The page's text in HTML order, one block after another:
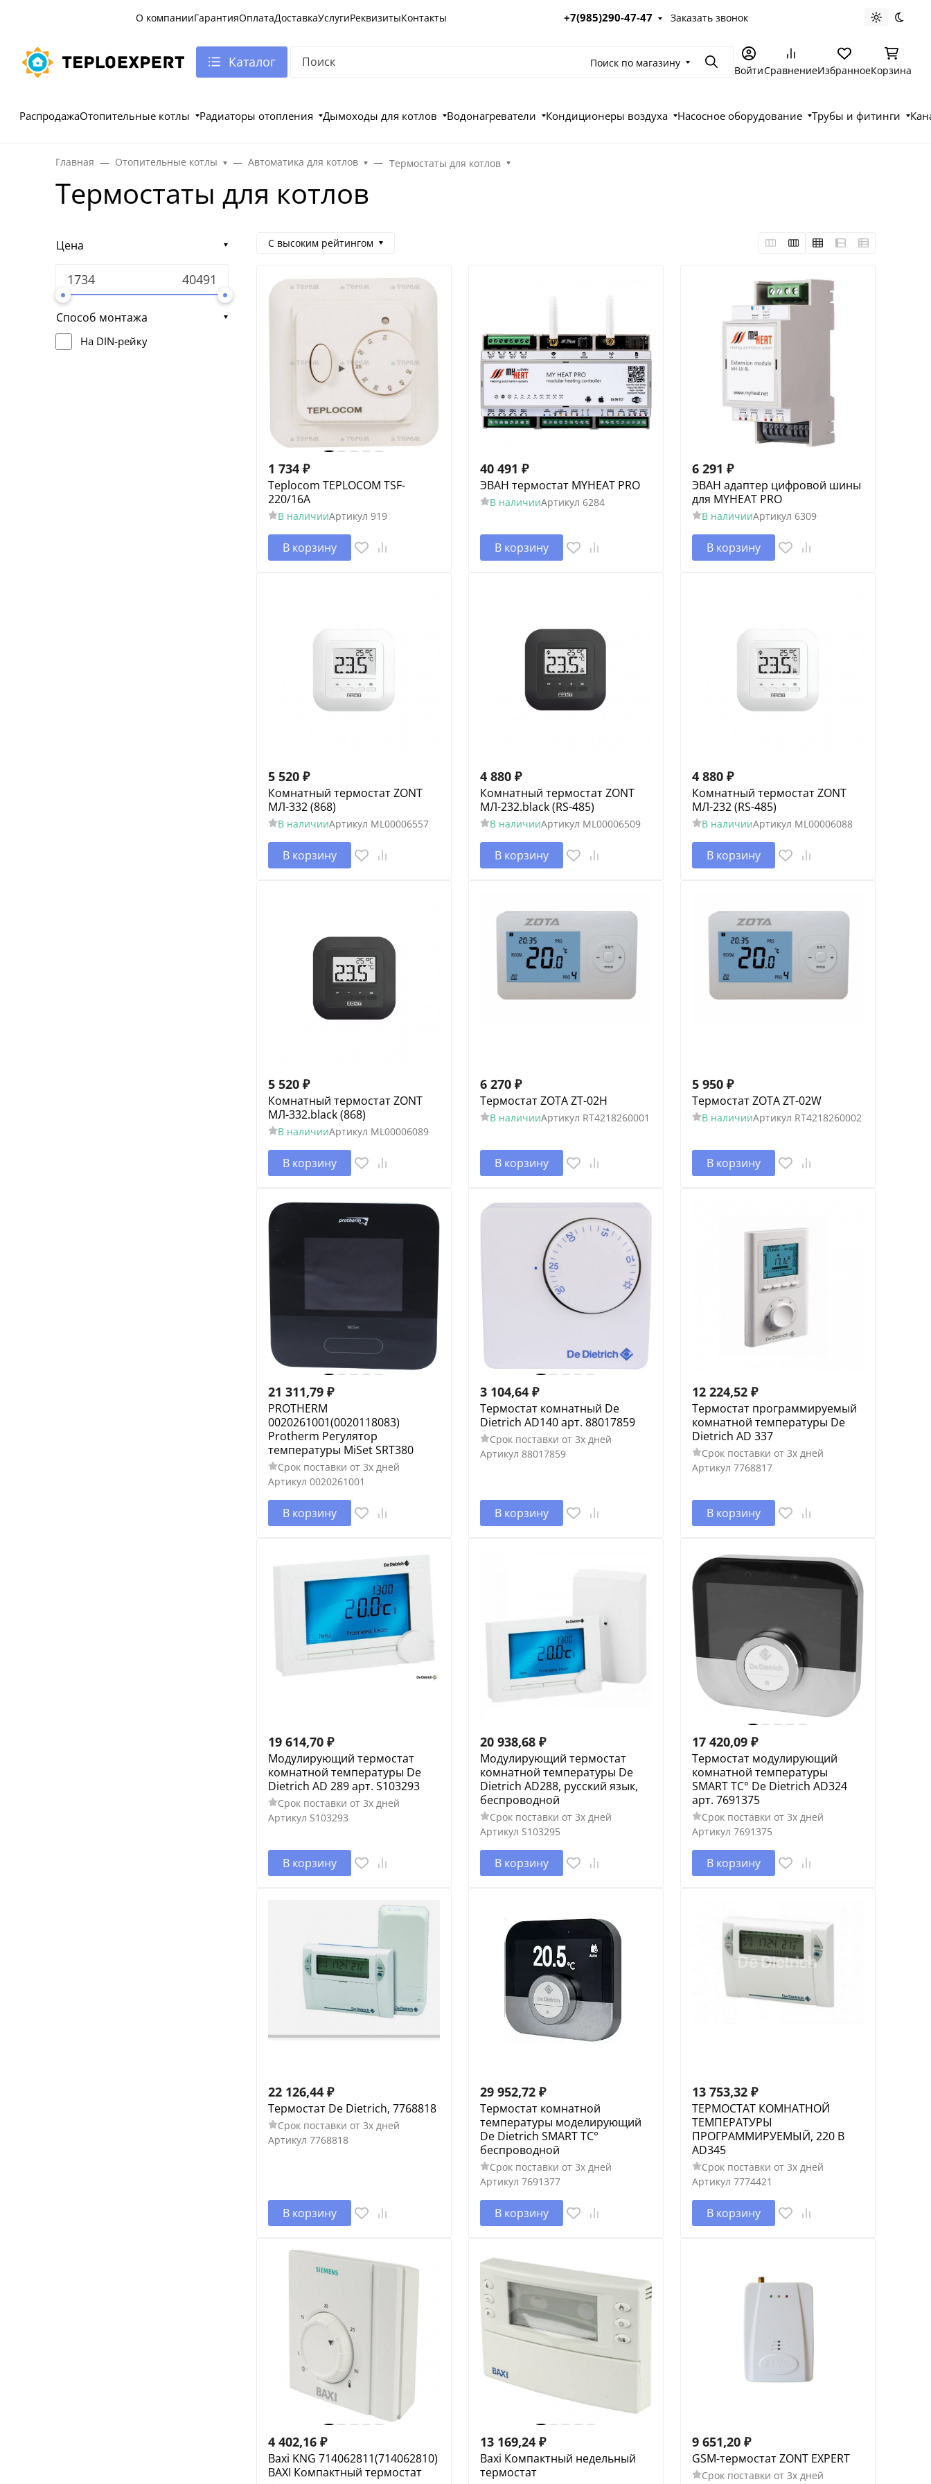
О компанииГарантияОплатаДоставкаУслугиРеквизитыКонтакты +7(985)290-47-47 Заказать звонок Светлая
Каталог Поиск по магазину ПоискВойтиСравнениеИзбранноеКорзина
РаспродажаОтопительные котлы Радиаторы отопления Дымоходы для котлов Водонагреватели Кондиционеры воздуха Насосное оборудование Трубы и фитинги
Главная Отопительные котлы Автоматика для котлов Термостаты для котлов
Термостаты для котлов
Цена
Способ монтажа
На DIN-рейку
С высоким рейтингом
1 734 ₽
Teplocom TEPLOCOM TSF-
220/16A
В наличииАртикул 919
В корзину
40 491 ₽
ЭВАН термостат MYHEAT PRO
В наличииАртикул 6284
В корзину
6 291 ₽
ЭВАН адаптер цифровой шины
для MYHEAT PRO
В наличииАртикул 6309
В корзину
5 520 ₽
Комнатный термостат ZONT
МЛ-332 (868)
В наличииАртикул ML00006557
В корзину
4 880 ₽
Комнатный термостат ZONT
МЛ-232.black (RS-485)
В наличииАртикул ML00006509
В корзину
4 880 ₽
Комнатный термостат ZONT
МЛ-232 (RS-485)
В наличииАртикул ML00006088
В корзину
5 520 ₽
Комнатный термостат ZONT
МЛ-332.black (868)
В наличииАртикул ML00006089
В корзину
6 270 ₽
Термостат ZOTA ZT-02H
В наличииАртикул RT4218260001
В корзину
5 950 ₽
Термостат ZOTA ZT-02W
В наличииАртикул RT4218260002
В корзину
21 311,79 ₽
PROTHERM
0020261001(0020118083)
Protherm Регулятор
температуры MiSet SRT380
Срок поставки от 3х дней
Артикул 0020261001
В корзину
3 104,64 ₽
Термостат комнатный De
Dietrich AD140 арт. 88017859
Срок поставки от 3х дней
Артикул 88017859
В корзину
12 224,52 ₽
Термостат программируемый
комнатной температуры De
Dietrich AD 337
Срок поставки от 3х дней
Артикул 7768817
В корзину
19 614,70 ₽
Модулирующий термостат
комнатной температуры De
Dietrich AD 289 арт. S103293
Срок поставки от 3х дней
Артикул S103293
В корзину
20 938,68 ₽
Модулирующий термостат
комнатной температуры De
Dietrich AD288, русский язык,
беспроводной
Срок поставки от 3х дней
Артикул S103295
В корзину
17 420,09 ₽
Термостат модулирующий
комнатной температуры
SMART TC° De Dietrich AD324
арт. 7691375
Срок поставки от 3х дней
Артикул 7691375
В корзину
22 126,44 ₽
Термостат De Dietrich, 7768818
Срок поставки от 3х дней
Артикул 7768818
В корзину
29 952,72 ₽
Термостат комнатной
температуры моделирующий
De Dietrich SMART TC°
беспроводной
Срок поставки от 3х дней
Артикул 7691377
В корзину
13 753,32 ₽
ТЕРМОСТАТ КОМНАТНОЙ
ТЕМПЕРАТУРЫ
ПРОГРАММИРУЕМЫЙ, 220 В
AD345
Срок поставки от 3х дней
Артикул 7774421
В корзину
4 402,16 ₽
Baxi KNG 714062811(714062810)
BAXI Компактный термостат
13 169,24 ₽
Baxi Компактный недельный
термостат
9 651,20 ₽
GSM-термостат ZONT EXPERT
Срок поставки от 3х дней